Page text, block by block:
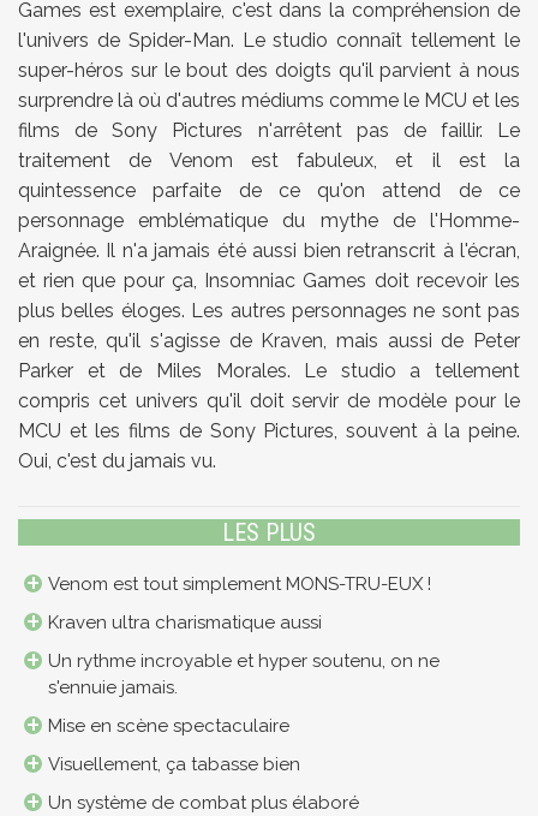
Games est exemplaire, c'est dans la compréhension de
l'univers de Spider-Man. Le studio connaît tellement le
super-héros sur le bout des doigts qu'il parvient à nous
surprendre là où d'autres médiums comme le MCU et les
films de Sony Pictures n'arrêtent pas de faillir. Le
traitement de Venom est fabuleux, et il est la
quintessence parfaite de ce qu'on attend de ce
personnage emblématique du mythe de l'Homme-
Araignée. Il n'a jamais été aussi bien retranscrit à l'écran,
et rien que pour ça, Insomniac Games doit recevoir les
plus belles éloges. Les autres personnages ne sont pas
en reste, qu'il s'agisse de Kraven, mais aussi de Peter
Parker et de Miles Morales. Le studio a tellement
compris cet univers qu'il doit servir de modèle pour le
MCU et les films de Sony Pictures, souvent à la peine.
Oui, c'est du jamais vu.
LES PLUS
Venom est tout simplement MONS-TRU-EUX !
Kraven ultra charismatique aussi
Un rythme incroyable et hyper soutenu, on ne
s'ennuie jamais.
Mise en scène spectaculaire
Visuellement, ça tabasse bien
Un système de combat plus élaboré